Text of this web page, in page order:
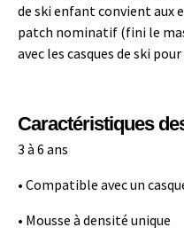
de ski enfant convient aux
patch nominatif (fini le
avec les casques de ski
Caractéristiques
3 à 6 ans
• Compatible avec un
• Mousse à densité unique